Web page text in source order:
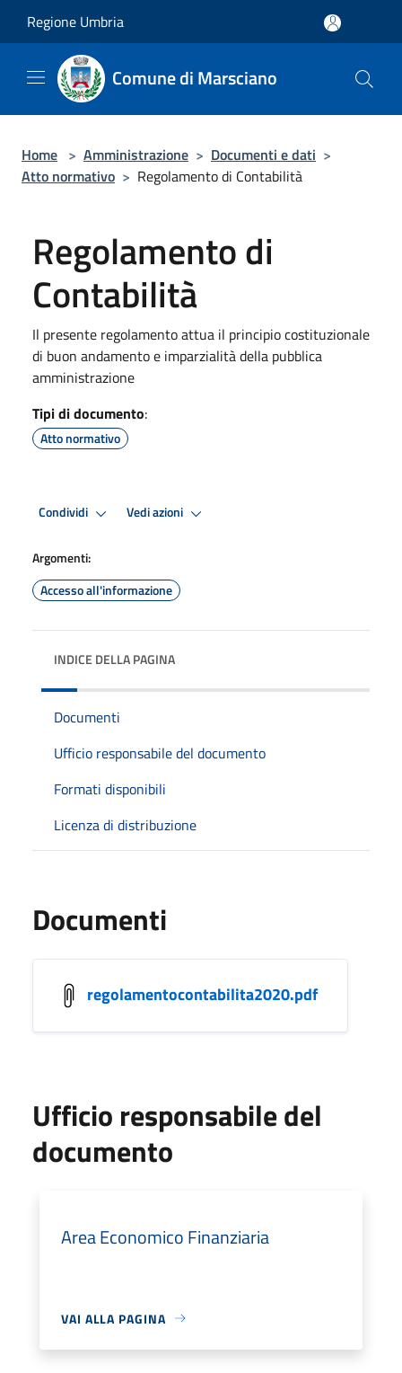
Regione Umbria
Comune di Marsciano
Home > Amministrazione > Documenti e dati >
Atto normativo > Regolamento di Contabilità
Regolamento di
Contabilità
Il presente regolamento attua il principio costituzionale
di buon andamento e imparzialità della pubblica
amministrazione
Tipi di documento:
Atto normativo
Condividi Vedi azioni
Argomenti:
Accesso all'informazione
INDICE DELLA PAGINA
Documenti
Ufficio responsabile del documento
Formati disponibili
Licenza di distribuzione
Documenti
regolamentocontabilita2020.pdf
Ufficio responsabile del
documento
Area Economico Finanziaria
VAI ALLA PAGINA